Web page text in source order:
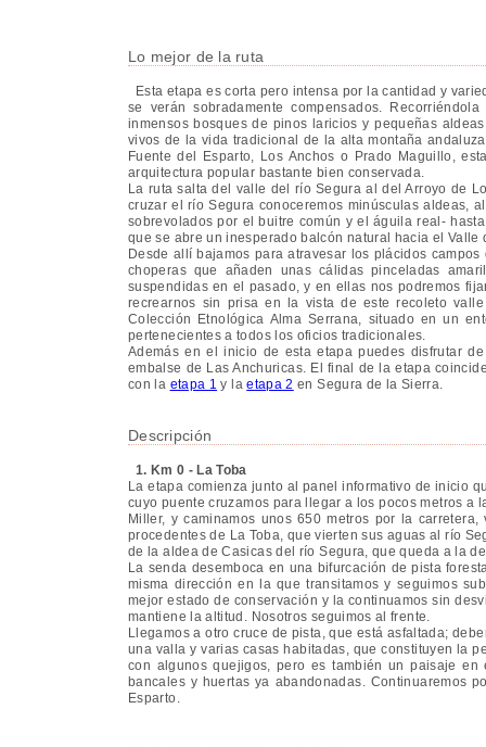
Lo mejor de la ruta
Esta etapa es corta pero intensa por la cantidad y
se verán sobradamente compensados.
inmensos bosques de pinos laricios y pequeñas
vivos de la vida tradicional de la alta montaña
Fuente del Esparto, Los Anchos o Prado Maguillo,
arquitectura popular bastante bien conservada.
La ruta salta del valle del río Segura al del Arroyo de
cruzar el río Segura conoceremos minúsculas aldeas,
sobrevolados por el buitre común y el águila real-
que se abre un inesperado balcón natural hacia el Valle
Desde allí bajamos para atravesar los plácidos
choperas que añaden unas cálidas pinceladas
suspendidas en el pasado, y en ellas nos podremos
recrearnos sin prisa en la vista de este recoleto
Colección Etnológica Alma Serrana, situado en un
pertenecientes a todos los oficios tradicionales.
Además en el inicio de esta etapa puedes disfrutar
embalse de Las Anchuricas. El final de la etapa
con la etapa 1 y laetapa 2 en Segura de la Sierra.
Descripción
1. Km 0 - La Toba
La etapa comienza junto al panel informativo de inicio
cuyo puente cruzamos para llegar a los pocos metros a
Miller, y caminamos unos 650 metros por la
procedentes de La Toba, que vierten sus aguas al río
de la aldea de Casicas del río Segura, que queda a la
La senda desemboca en una bifurcación de pista
misma dirección en la que transitamos y seguimos
mejor estado de conservación y la continuamos sin
mantiene la altitud. Nosotros seguimos al frente.
Llegamos a otro cruce de pista, que está asfaltada;
una valla y varias casas habitadas, que constituyen la
con algunos quejigos, pero es también un paisaje
bancales y huertas ya abandonadas. Continuaremos
Esparto.